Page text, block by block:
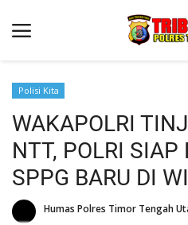
Beranda
Terms & Conditions
Reskrim
Binkam
Polisi Kita
WAKAPOLRI
NTT, POLRI SIAP
SPPG BARU DI
Humas Polres Timor Tengah